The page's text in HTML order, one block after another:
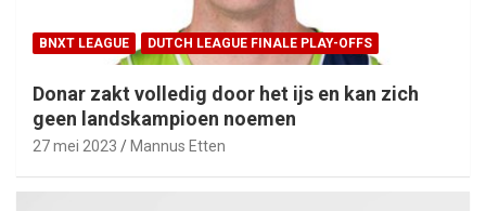
BNXT LEAGUE DUTCH LEAGUE FINALE PLAY-OFFS
Donar zakt volledig door het ijs en kan zich
geen landskampioen noemen
27 mei 2023 Mannus Etten